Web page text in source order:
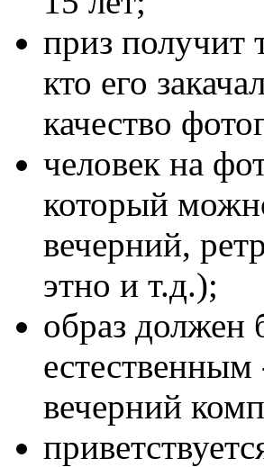
приз
кто его
качество
человек на
который
вечерний,
этно и т.д.);
образ должен
вечерний